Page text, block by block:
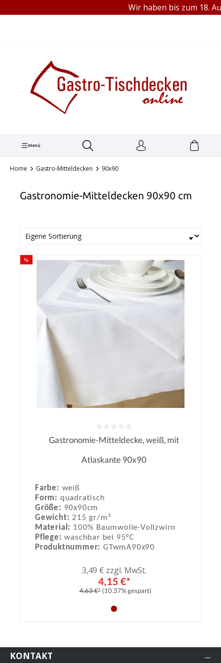
TEL.: +49 (0) 251 1445680Wir haben bis zum 18.
Menü
Home Gastro-Mitteldecken 90x90
Gastronomie-Mitteldecken 90x90 cm
%
Durchschnittliche Bewertung von
Gastronomie-Mitteldecke, weiß, mit
Atlaskante 90x90
Farbe: weiß
Form: quadratisch
Größe: 90x90cm
Gewicht:215 gr/m²
Material: 100% Baumwolle-Vollzwirn
Pflege:waschbar bei 95°C
Produktnummer: GTwmA90x90
3,49 € zzgl. MwSt.
4,15 €*
4,63 €* (10.37% gespart)
KONTAKT